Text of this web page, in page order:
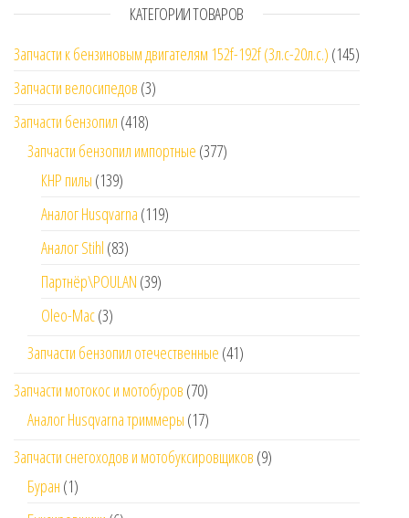
КАТЕГОРИИ ТОВАРОВ
Запчасти к бензиновым двигателям 152f-192f (3л.с-20л.с.) (145)
Запчасти велосипедов (3)
Запчасти бензопил (418)
Запчасти бензопил импортные (377)
КНР пилы (139)
Аналог Husqvarna (119)
Аналог Stihl (83)
Партнёр\POULAN (39)
Oleo-Mac(3)
Запчасти бензопил отечественные (41)
Запчасти мотокос и мотобуров (70)
Аналог Husqvarna триммеры (17)
Запчасти снегоходов и мотобуксировщиков (9)
Буран (1)